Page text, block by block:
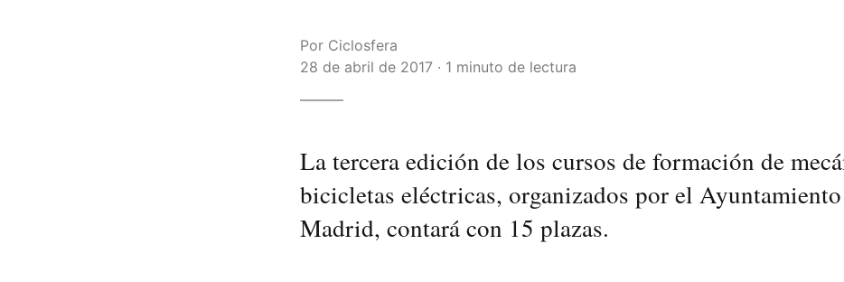
Por Ciclosfera
28 de abril de 2017 · 1 minuto de lectura
La tercera edición de los cursos de formación de
bicicletas eléctricas, organizados por el
Madrid, contará con 15 plazas.